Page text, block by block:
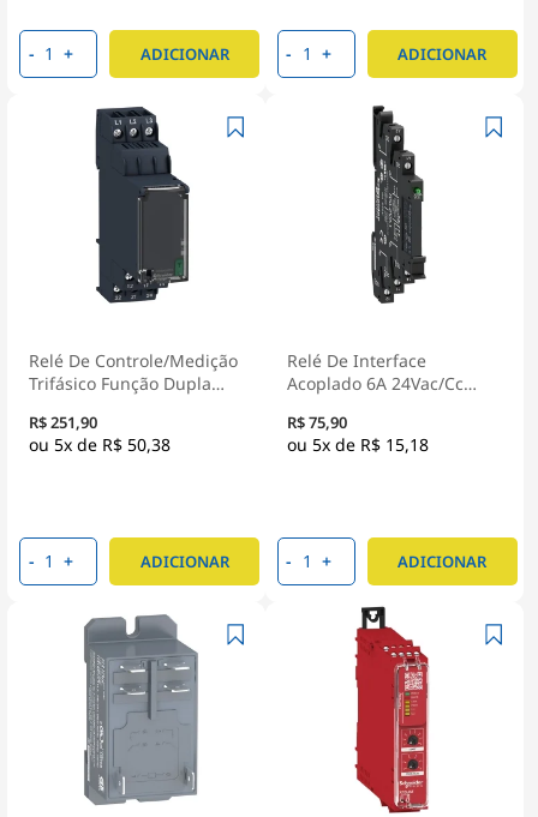
- + ADICIONAR - + ADICIONAR
Relé De Controle/Medição
Trifásico Função Dupla
- Schneider Electric
R$ 251,90
5x de R$ 50,38
- + ADICIONAR
Relé De Interface
Acoplado 6A 24Vac/Cc
Schneider Electric
R$ 75,90
5x de R$ 15,18
- + ADICIONAR